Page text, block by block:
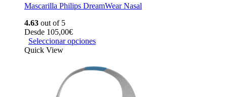
Mascarilla Philips DreamWear Nasal
4.63 out of 5
Desde 105,00€
Seleccionar opciones
Quick View